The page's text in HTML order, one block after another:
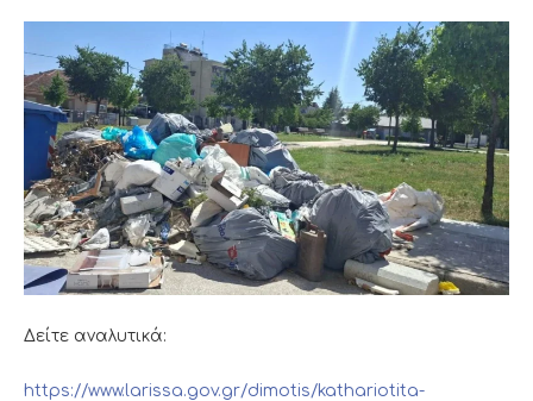
Δείτε αναλυτικά:
https://www.larissa.gov.gr/dimotis/kathariotita-